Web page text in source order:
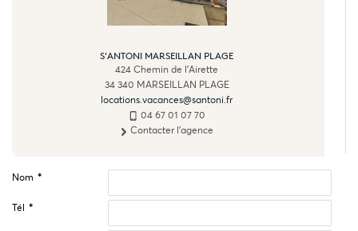
S'ANTONI MARSEILLAN PLAGE
424 Chemin de l'Airette
34 340 MARSEILLAN PLAGE
locations.vacances@santoni.fr
04 67 01 07 70
Contacter l'agence
Nom *
Tél *